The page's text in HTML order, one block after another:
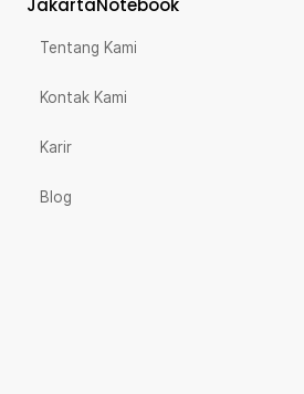
JakartaNotebook
Tentang Kami
Kontak Kami
Karir
Blog